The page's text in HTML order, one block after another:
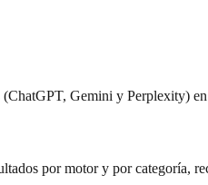
(ChatGPT, Gemini y Perplexity)
por motor y por categoría,